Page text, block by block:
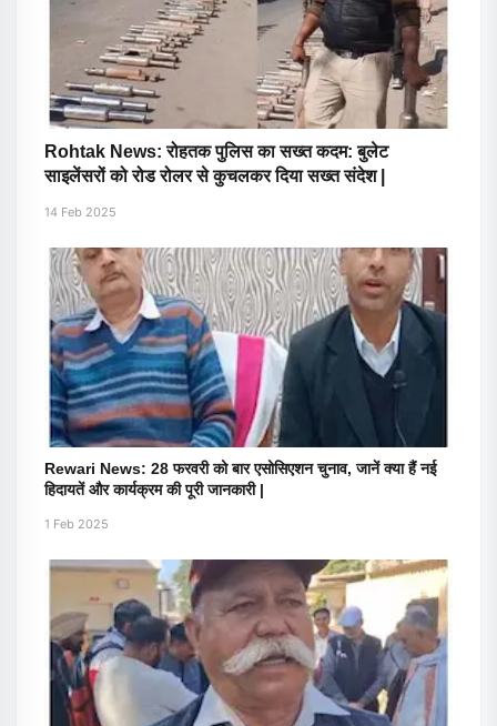
Rohtak News: रोहतक पुलिस का सख्त कदम: बुलेट
साइलेंसरों को रोड रोलर से कुचलकर दिया सख्त संदेश |
14 Feb 2025
Rewari News: 28 फरवरी को बार एसोसिएशन चुनाव, जानें क्या हैं नई
हिदायतें और कार्यक्रम की पूरी जानकारी |
1 Feb 2025